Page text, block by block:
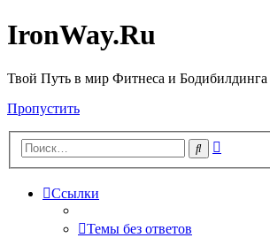
IronWay.Ru
Твой Путь в мир Фитнеса и Бодибилдинга
Пропустить
Поиск
Ссылки
Темы без ответов